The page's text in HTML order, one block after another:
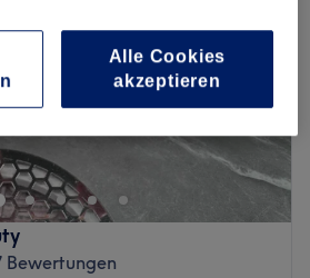
09:30–17:00
Geschlossen
bietet dir der Salon Perle Nails tolle
gepflegte Hände und Füße an.
bist du hier an der
unweit der S-Bahnstation Berlin
Bewertungen
Alle Cookies
akzeptieren